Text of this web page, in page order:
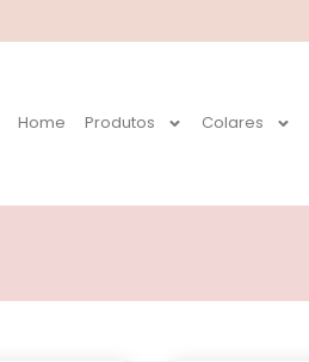
Home Produtos Colares